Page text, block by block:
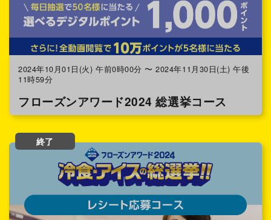
2024年10月01日(火) 午前0時00分 〜 2024年11月30日(土) 午後
11時59分
フローズンアワード2024 総選挙コース
終了